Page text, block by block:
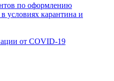
по оформлению
условиях карантина и
от COVID-19